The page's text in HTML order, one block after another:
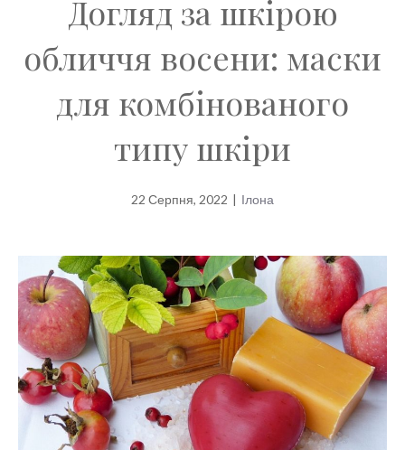
Догляд за шкірою
обличчя восени: маски
для комбінованого
типу шкіри
22 Серпня, 2022 | Ілона